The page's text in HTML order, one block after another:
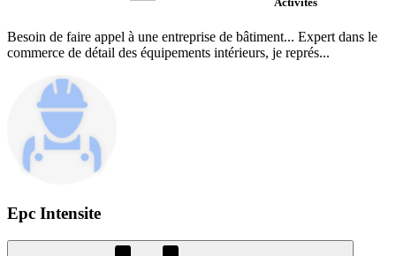
Besoin de faire appel à une entreprise de bâtiment... Expert dans le
commerce de détail des équipements intérieurs, je représ...
Epc Intensite